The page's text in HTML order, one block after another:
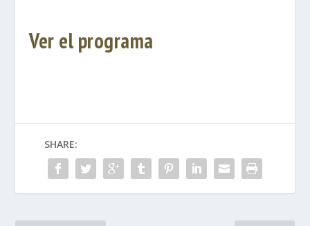
Ver el programa
SHARE: